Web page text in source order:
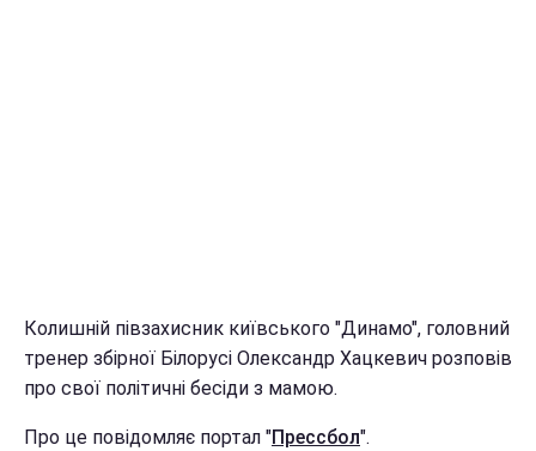
Колишній півзахисник київського "Динамо", головний
тренер збірної Білорусі Олександр Хацкевич розповів
про свої політичні бесіди з мамою.
Про це повідомляє портал "Прессбол".